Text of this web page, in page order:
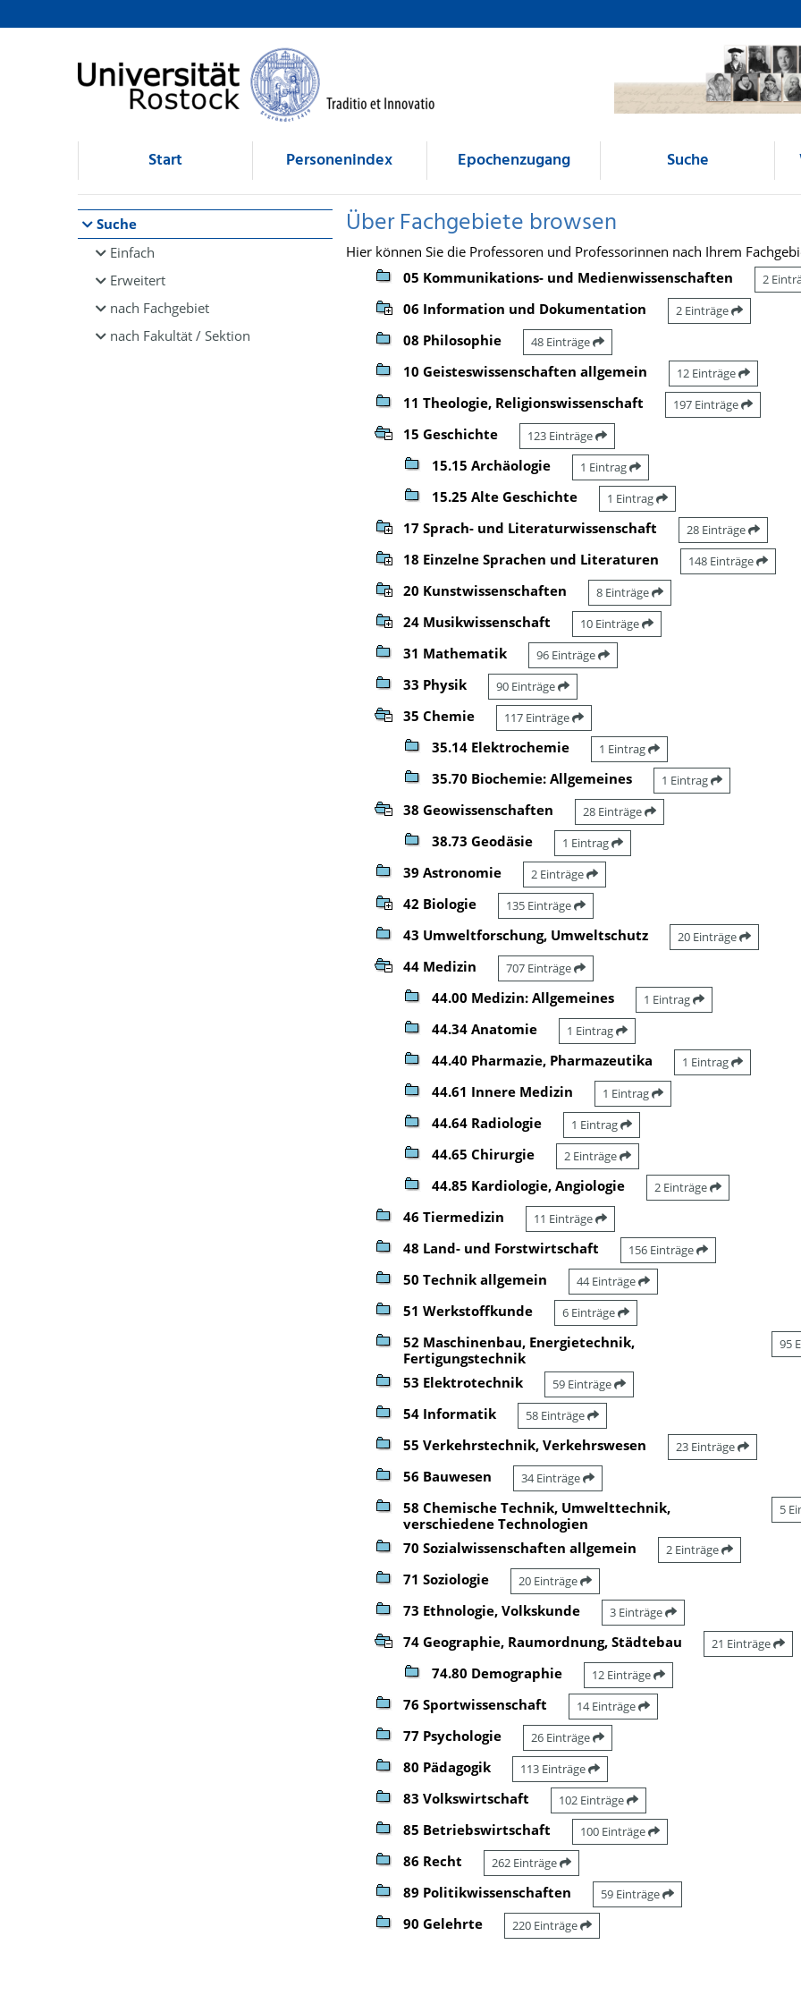
Browsen
direkt zum Inhalt
Start Personenindex Epochenzugang Suche
Suche
Einfach
Erweitert
nach Fachgebiet
nach Fakultät / Sektion
Über Fachgebiete browsen
Hier können Sie die Professoren und Professorinnen nach Ihrem
05 Kommunikations- und Medienwissenschaften
2
06 Information und Dokumentation 2 Einträge
08 Philosophie 48 Einträge
10 Geisteswissenschaften allgemein 12 Einträge
11 Theologie, Religionswissenschaft 197 Einträge
15 Geschichte 123 Einträge
15.15 Archäologie 1 Eintrag
15.25 Alte Geschichte 1 Eintrag
17 Sprach- und Literaturwissenschaft 28 Einträge
18 Einzelne Sprachen und Literaturen 148 Einträge
20 Kunstwissenschaften 8 Einträge
24 Musikwissenschaft 10 Einträge
31 Mathematik 96 Einträge
33 Physik 90 Einträge
35 Chemie 117 Einträge
35.14 Elektrochemie 1 Eintrag
35.70 Biochemie: Allgemeines 1 Eintrag
38 Geowissenschaften 28 Einträge
38.73 Geodäsie 1 Eintrag
39 Astronomie 2 Einträge
42 Biologie 135 Einträge
43 Umweltforschung, Umweltschutz 20 Einträge
44 Medizin 707 Einträge
44.00 Medizin: Allgemeines 1 Eintrag
44.34 Anatomie 1 Eintrag
44.40 Pharmazie, Pharmazeutika 1 Eintrag
44.61 Innere Medizin 1 Eintrag
44.64 Radiologie 1 Eintrag
44.65 Chirurgie 2 Einträge
44.85 Kardiologie, Angiologie 2 Einträge
46 Tiermedizin 11 Einträge
48 Land- und Forstwirtschaft 156 Einträge
50 Technik allgemein 44 Einträge
51 Werkstoffkunde 6 Einträge
52 Maschinenbau, Energietechnik,
Fertigungstechnik
95
53 Elektrotechnik 59 Einträge
54 Informatik 58 Einträge
55 Verkehrstechnik, Verkehrswesen 23 Einträge
56 Bauwesen 34 Einträge
58 Chemische Technik, Umwelttechnik,
verschiedene Technologien
5
70 Sozialwissenschaften allgemein 2 Einträge
71 Soziologie 20 Einträge
73 Ethnologie, Volkskunde 3 Einträge
74 Geographie, Raumordnung, Städtebau 21 Einträge
74.80 Demographie 12 Einträge
76 Sportwissenschaft 14 Einträge
77 Psychologie 26 Einträge
80 Pädagogik 113 Einträge
83 Volkswirtschaft 102 Einträge
85 Betriebswirtschaft 100 Einträge
86 Recht 262 Einträge
89 Politikwissenschaften 59 Einträge
90 Gelehrte 220 Einträge